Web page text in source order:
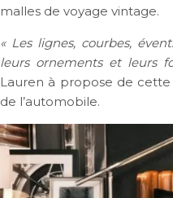
malles de voyage vintage.
« Les lignes, courbes,
leurs ornements et leurs
Lauren à propose de
de l’automobile.